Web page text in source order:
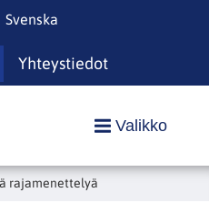
Svenska
Yhteystiedot
Valikko
rajamenettelyä